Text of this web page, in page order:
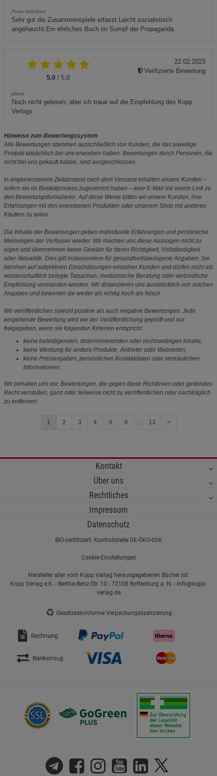
Peter Schubert
Sehr gut die Zusammenspiele erfasst.Leicht sozialistisch
angehaucht.Ein ehrliches Buch im Sumpf der Propaganda
5.0 / 5.0
jdlcsrr
Noch nicht gelesen, aber ich traue auf die Empfehlung des Kopp
Verlags.
22.02.2023
Verifizierte Bewertung
Hinweise zum Bewertungssystem
Alle Bewertungen stammen ausschließlich von Kunden, die das jeweilige
Produkt tatsächlich bei uns erworben haben. Bewertungen durch Personen, die
nicht bei uns gekauft haben, sind ausgeschlossen.
In angemessenem Zeitabstand nach dem Versand erhalten unsere Kunden –
sofern sie im Bestellprozess zugestimmt haben – eine E-Mail mit einem Link zu
den Bewertungsformularen. Auf diese Weise bitten wir unsere Kunden, ihre
Erfahrungen mit den erworbenen Produkten oder unserem Shop mit anderen
Käufern zu teilen.
Die Inhalte der Bewertungen geben individuelle Erfahrungen und persönliche
Meinungen der Verfasser wieder. Wir machen uns diese Aussagen nicht zu
eigen und übernehmen keine Gewähr für deren Richtigkeit, Vollständigkeit
oder Aktualität. Dies gilt insbesondere für gesundheitsbezogene Angaben: Sie
beruhen auf subjektiven Einschätzungen einzelner Kunden und dürfen nicht als
wissenschaftlich belegte Tatsachen, medizinische Beratung oder verbindliche
Empfehlung verstanden werden. Wir distanzieren uns ausdrücklich von solchen
Angaben und bewerten sie weder als richtig noch als falsch.
Wir veröffentlichen sowohl positive als auch negative Bewertungen. Jede
eingehende Bewertung wird vor der Veröffentlichung geprüft und nur
freigegeben, wenn sie folgenden Kriterien entspricht:
keine beleidigenden, diskriminierenden oder rechtswidrigen Inhalte,
keine Werbung für andere Produkte, Anbieter oder Webseiten,
keine Preisangaben, persönlichen Kontaktdaten oder vertraulichen
Informationen.
Wir behalten uns vor, Bewertungen, die gegen diese Richtlinien oder geltendes
Recht verstoßen, ganz oder teilweise nicht zu veröffentlichen oder nachträglich
zu entfernen.
1 2 3 4 5 6 .... 13 >
Kontakt
Über uns
Rechtliches
Impressum
Datenschutz
BIO-zertifiziert: Kontrollstelle DE-ÖKO-006
Cookie-Einstellungen
Hersteller aller vom Kopp Verlag herausgegebenen Bücher ist:
Kopp Verlag e.K. - Bertha-Benz-Str. 10 - 72108 Rottenburg a. N. - info@kopp-
verlag.de
♻ Gesetzeskonforme Verpackungslizenzierung